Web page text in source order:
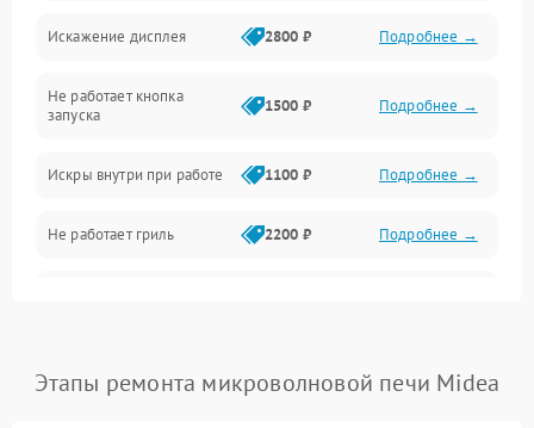
Питание и запуск
Нагрев и приготовление
Программное обеспечение
Искажение дисплея 2800 ₽ Подробнее →
Не работает кнопка
запуска
1500 ₽ Подробнее →
Искры внутри при работе 1100 ₽ Подробнее →
Не работает гриль 2200 ₽ Подробнее →
Подробнее →
Этапы ремонта микроволновой печи Midea